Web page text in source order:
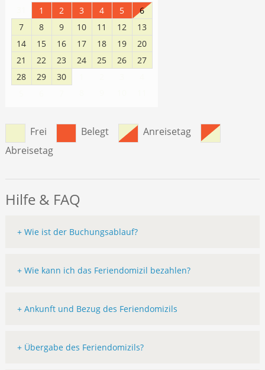
1 2 3 4 5
6
7
8 9 10 11 12
13
14
15 16 17 18 19
20
21
22 23 24 25 26
27
28
29 30
Frei Belegt
Anreisetag
Abreisetag
Hilfe & FAQ
+ Wie ist der Buchungsablauf?
+ Wie kann ich das Feriendomizil bezahlen?
+ Ankunft und Bezug des Feriendomizils
+ Übergabe des Feriendomizils?